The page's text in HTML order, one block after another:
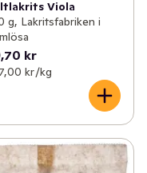
Viola
g, Lakritsfabriken i
kr
kr /kg